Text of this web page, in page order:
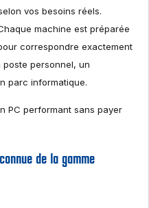
vos besoins réels.
machine est préparée
correspondre exactement
personnel, un
parc informatique.
PC performant sans payer
de la gamme